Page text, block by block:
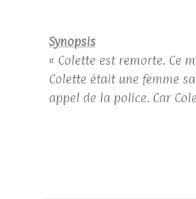
Synopsis
« Colette est remorte. Ce
Colette était une femme
appel de la police. Car